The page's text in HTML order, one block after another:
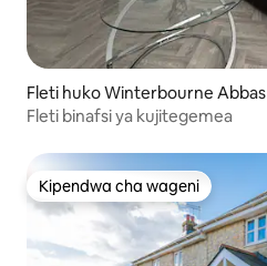
Fleti huko Winterbourne Abbas
Fleti binafsi ya kujitegemea
Kipendwa cha wageni
Kipendwa cha wageni